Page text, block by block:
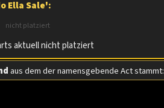
Ella Sale':
nicht platziert
aktuell nicht platziert
aus dem der namensgebende Act stammt: